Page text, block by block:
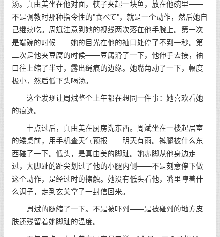
汤。真由美坐在他对面，筷子夹起一块鱼，放在他碗里——
不是调教时那种指令性的"食べて"，就是一个动作，然后她自
己继续吃。周斌注意到她的视线两次落在他手腕上。第一次
是端碗的时候——她的目光在他的袖口处停了不到一秒。第
二次是他夹豆腐的时候——豆腐滑了一下，他伸手去接，袖
口往上缩了半寸，露出绳痕的边缘。她嘴角动了一下，幅度
极小，然后低下头喝汤。
这个发现让周斌整个上午都在想同一件事：她喜欢看她
的痕迹。
十点过后，真由美在厨房洗东西。周斌坐在一楼起居室
的矮桌前，用手机查天气预报——明天有雨。裤腿被什么东
西碰了一下。低头，是真由美的脚趾。她赤脚从他身边走
过，大脚趾的趾尖划过了他的小腿内侧——不是刻意停下做
这个动作，是经过时的擦触。她没有低头看他，嘴里哼着什
么调子，走到玄关拿了一封信回来。
周斌的腿缩了一下。不是被吓到——是被碰到的地方皮
肤还残留着她脚趾的温度。